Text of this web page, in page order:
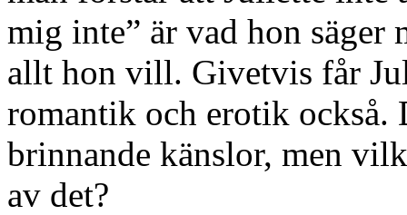
mig inte” är vad hon säger
allt hon vill. Givetvis får
romantik och erotik också.
brinnande känslor, men
av det?